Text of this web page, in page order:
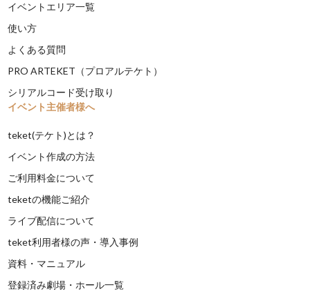
イベントエリア一覧
使い方
よくある質問
PRO ARTEKET（プロアルテケト）
シリアルコード受け取り
イベント主催者様へ
teket(テケト)とは？
イベント作成の方法
ご利用料金について
teketの機能ご紹介
ライブ配信について
teket利用者様の声・導入事例
資料・マニュアル
登録済み劇場・ホール一覧